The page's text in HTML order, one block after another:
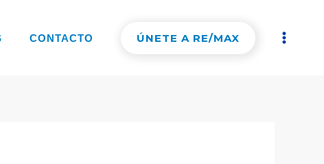
CONTACTO ÚNETE A RE/MAX